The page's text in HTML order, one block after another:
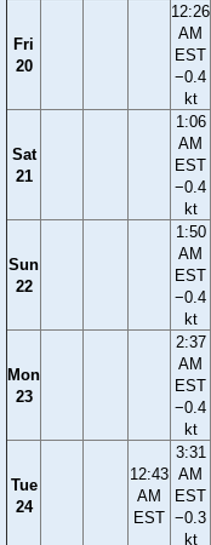
Fri
20
12:26
AM
EST
−0.4
kt
Sat
21
1:06
AM
EST
−0.4
kt
Sun
22
1:50
AM
EST
−0.4
kt
Mon
23
2:37
AM
EST
−0.4
kt
Tue
24
12:43
AM
EST
3:31
AM
EST
−0.3
kt